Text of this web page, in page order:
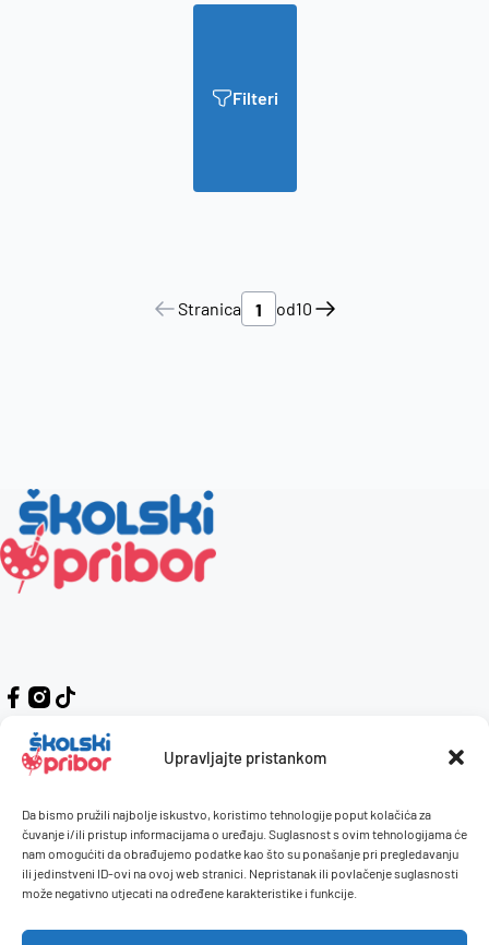
Upravljajte pristankom
Da bismo pružili najbolje iskustvo, koristimo tehnologije poput kolačića za
čuvanje i/ili pristup informacijama o uređaju. Suglasnost s ovim tehnologijama će
nam omogućiti da obrađujemo podatke kao što su ponašanje pri pregledavanju
ili jedinstveni ID-ovi na ovoj web stranici. Nepristanak ili povlačenje suglasnosti
može negativno utjecati na određene karakteristike i funkcije.
Filteri
Stranica od10
Kontakt
O nama
Naručivanje i plaćanje
Uvjeti korištenja
Pravilnik giveaway
Politika privatnosti